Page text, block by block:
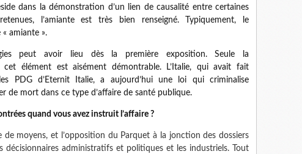
dans la démonstration d’un lien de causalité entre certaines
l’amiante est très bien renseigné. Typiquement, le
amiante ».
peut avoir lieu dès la première exposition. Seule la
élément est aisément démontrable. L’Italie, qui avait fait
PDG d’Eternit Italie, a aujourd’hui une loi qui criminalise
de mort dans ce type d’affaire de santé publique.
quand vous avez instruit l’affaire ?
de moyens, et l’opposition du Parquet à la jonction des dossiers
décisionnaires administratifs et politiques et les industriels. Tout